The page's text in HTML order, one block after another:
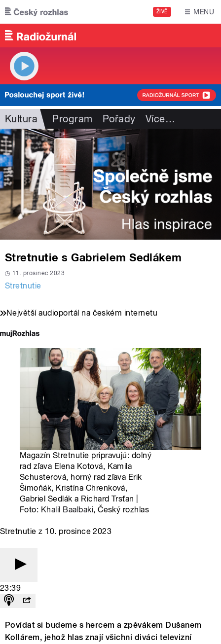
Přejít k hlavnímu obsahu
ŽIVĚ MENU
Kultura Program Pořady Více…
Stretnutie s Gabrielem Sedlákem
11. prosinec 2023
Stretnutie
Největší audioportál na českém internetu
Magazín Stretnutie pripravujú: dolný
rad zľava Elena Kotová, Kamila
Schusterová, horný rad zľava Erik
Šimoňák, Kristína Chrenková,
Gabriel Sedlák a Richard Trsťan |
Foto: Khalil Baalbaki, Český rozhlas
Stretnutie z 10. prosince 2023
23:39
Povídat si budeme s hercem a zpěvákem Dušanem
Kollárem, jehož hlas znají všichni diváci televizní